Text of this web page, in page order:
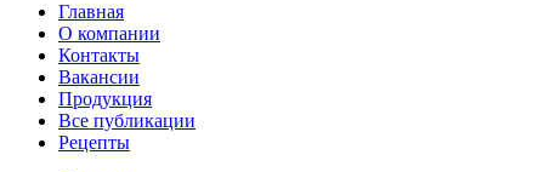
Главная
О компании
Контакты
Вакансии
Продукция
Все публикации
Рецепты